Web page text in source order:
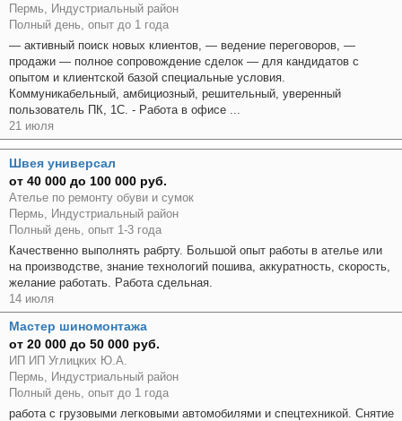
Пермь, Индустриальный район
Полный день, опыт до 1 года
— активный поиск новых клиентов, — ведение переговоров, —
продажи — полное сопровождение сделок — для кандидатов с
опытом и клиентской базой специальные условия.
Коммуникабельный, амбициозный, решительный, уверенный
пользователь ПК, 1С. - Работа в офисе ...
21 июля
Швея универсал
от 40 000 до 100 000 руб.
Ателье по ремонту обуви и сумок
Пермь, Индустриальный район
Полный день, опыт 1-3 года
Качественно выполнять рабрту. Большой опыт работы в ателье или
на производстве, знание технологий пошива, аккуратность, скорость,
желание работать. Работа сдельная.
14 июля
Мастер шиномонтажа
от 20 000 до 50 000 руб.
ИП ИП Углицких Ю.А.
Пермь, Индустриальный район
Полный день, опыт до 1 года
работа с грузовыми легковыми автомобилями и спецтехникой. Снятие